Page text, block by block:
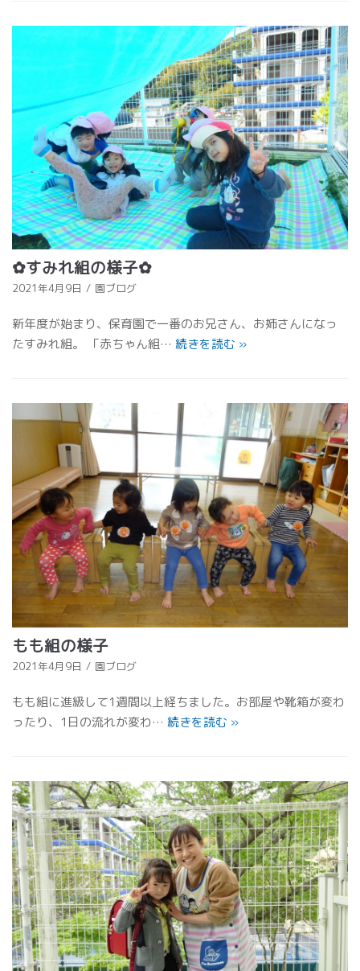
✿すみれ組の様子✿
2021年4月9日 園ブログ
新年度が始まり、保育園で一番のお兄さん、お姉さんになっ
たすみれ組。 「赤ちゃん組… 続きを読む »
もも組の様子
2021年4月9日 園ブログ
もも組に進級して1週間以上経ちました。お部屋や靴箱が変わ
ったり、1日の流れが変わ… 続きを読む »